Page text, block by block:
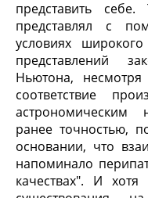
представить
представлял с
условиях
представлений
Ньютона,
соответствие
ранее точностью,
основании, что
напоминало
качествах". И